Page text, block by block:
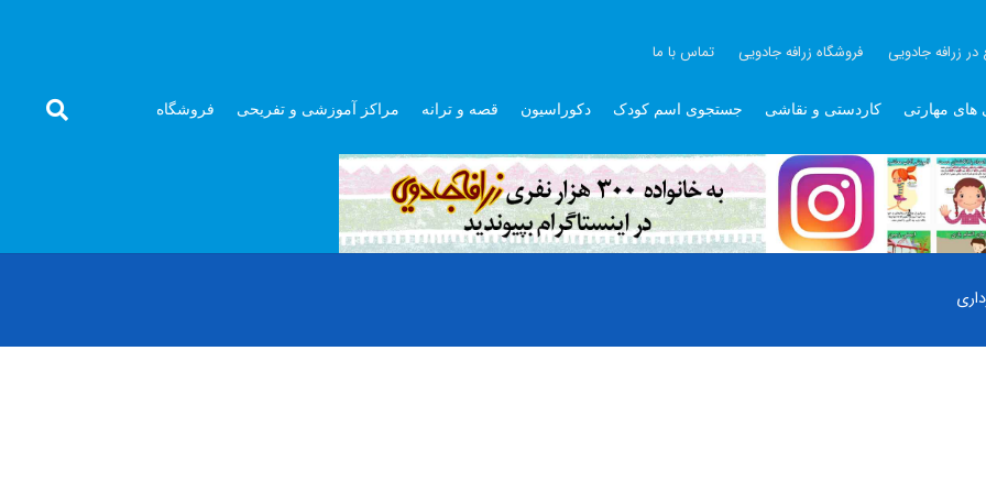
در زرافه جادویی فروشگاه زرافه جادویی تماس با ما
های مهارتی کاردستی و نقاشی جستجوی اسم کودک دکوراسیون قصه و ترانه مراکز آموزشی و تفریحی فروشگاه